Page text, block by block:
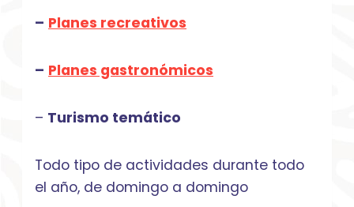
– Planes recreativos
– Planes gastronómicos
– Turismo temático
Todo tipo de actividades durante todo
el año, de domingo a domingo